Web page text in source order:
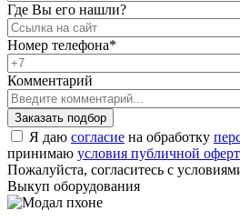
Где Вы его нашли?
Номер телефона*
Комментарий
Я даю согласие на обработку
принимаю условия публичной
Пожалуйста, согласитесь с
Выкуп оборудования